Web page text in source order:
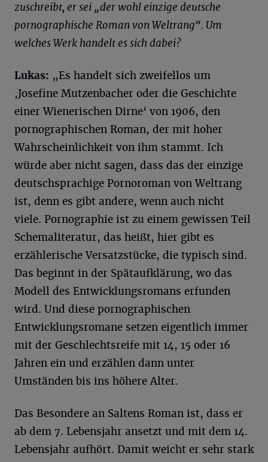
zuschreibt, er sei „der wohl einzige deutsche
pornographische Roman von Weltrang“. Um
welches Werk handelt es sich dabei?
Lukas: „Es handelt sich zweifellos um
,Josefine Mutzenbacher oder die Geschichte
einer Wienerischen Dirne‘ von 1906, den
pornographischen Roman, der mit hoher
Wahrscheinlichkeit von ihm stammt. Ich
würde aber nicht sagen, dass das der einzige
deutschsprachige Pornoroman von Weltrang
ist, denn es gibt andere, wenn auch nicht
viele. Pornographie ist zu einem gewissen Teil
Schemaliteratur, das heißt, hier gibt es
erzählerische Versatzstücke, die typisch sind.
Das beginnt in der Spätaufklärung, wo das
Modell des Entwicklungsromans erfunden
wird. Und diese pornographischen
Entwicklungsromane setzen eigentlich immer
mit der Geschlechtsreife mit 14, 15 oder 16
Jahren ein und erzählen dann unter
Umständen bis ins höhere Alter.
Das Besondere an Saltens Roman ist, dass er
ab dem 7. Lebensjahr ansetzt und mit dem 14.
Lebensjahr aufhört. Damit weicht er sehr stark